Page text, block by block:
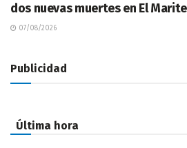
dos nuevas muertes en El Marite
07/08/2026
Publicidad
Última hora